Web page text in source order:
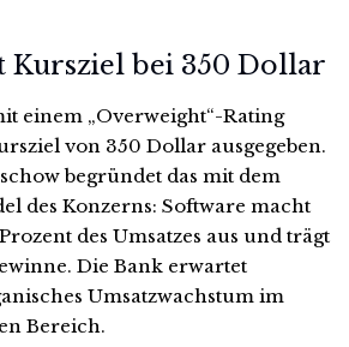
Kursziel bei 350 Dollar
einem „Overweight“-Rating
von 350 Dollar ausgegeben.
begründet das mit dem
des Konzerns: Software macht
des Umsatzes aus und trägt
Die Bank erwartet
Umsatzwachstum im
Bereich.